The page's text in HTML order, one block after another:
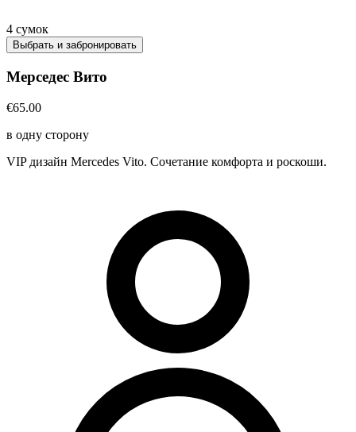
4 сумок
Выбрать и забронировать
Мерседес Вито
€65.00
в одну сторону
VIP дизайн Mercedes Vito. Сочетание комфорта и роскоши.